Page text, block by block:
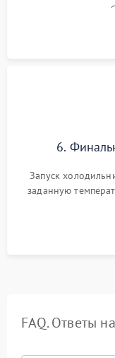
дозированным
электронным
6.
Запуск
заданную
компрессора,
FAQ. Ответы